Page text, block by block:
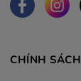
CHÍNH SÁCH